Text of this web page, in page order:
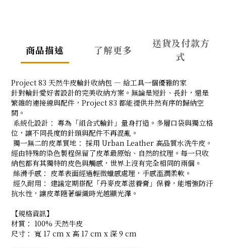
商品描述 了解更多
送貨及付款方
式
Project 83 天然牛皮輪針收納包 — 給工具一個優雅的家
針對輪針愛好者設計的完美收納方案。無論是短針、長針，還是
繁雜的連接線與配件，Project 83 都能提供井然有序的歸納空
間。
系統化設計： 專為「組合式輪針」量身打造。多層口袋與獨立格
位，讓不同長度的針頭與配件不再混亂。
獨一無二的皮革質地： 採用 Urban Leather 高品質水洗牛皮。
經由特殊的染色製程保留了皮革最原始、自然的紋理。每一只收
納包都有其獨特的皮色與觸感，世界上沒有完全相同的兩個。
絲滑手感： 皮革表面經過輕微蠟感處理，手感溫潤柔軟。
經久耐用： 建議定期搭配「丹麥皮革滋養膏」保養，能增強防汙
抗水性，讓皮革隨著編織時光越顯光澤。
【規格資訊】
材質： 100% 天然牛皮
尺寸： 寬 17 cm x 高 17 cm x 深 9 cm